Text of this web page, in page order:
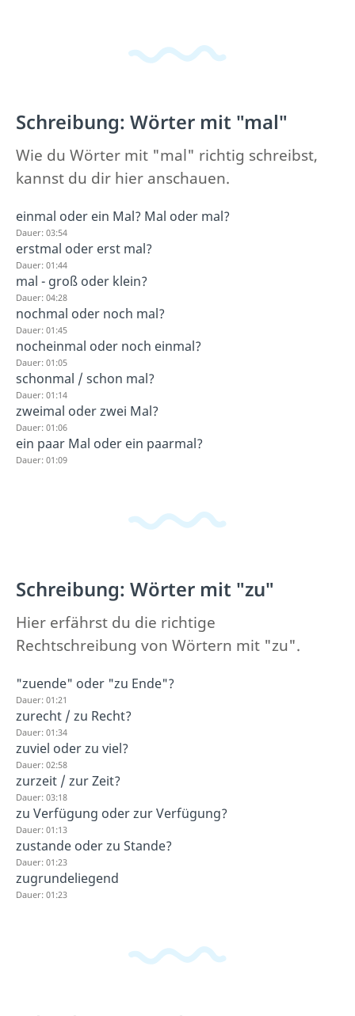
Schreibung: Wörter mit "mal"
Wie du Wörter mit "mal" richtig schreibst,
kannst du dir hier anschauen.
einmal oder ein Mal? Mal oder mal?
Dauer: 03:54
erstmal oder erst mal?
Dauer: 01:44
mal - groß oder klein?
Dauer: 04:28
nochmal oder noch mal?
Dauer: 01:45
nocheinmal oder noch einmal?
Dauer: 01:05
schonmal / schon mal?
Dauer: 01:14
zweimal oder zwei Mal?
Dauer: 01:06
ein paar Mal oder ein paarmal?
Dauer: 01:09
Schreibung: Wörter mit "zu"
Hier erfährst du die richtige
Rechtschreibung von Wörtern mit "zu".
"zuende" oder "zu Ende"?
Dauer: 01:21
zurecht / zu Recht?
Dauer: 01:34
zuviel oder zu viel?
Dauer: 02:58
zurzeit / zur Zeit?
Dauer: 03:18
zu Verfügung oder zur Verfügung?
Dauer: 01:13
zustande oder zu Stande?
Dauer: 01:23
zugrundeliegend
Dauer: 01:23